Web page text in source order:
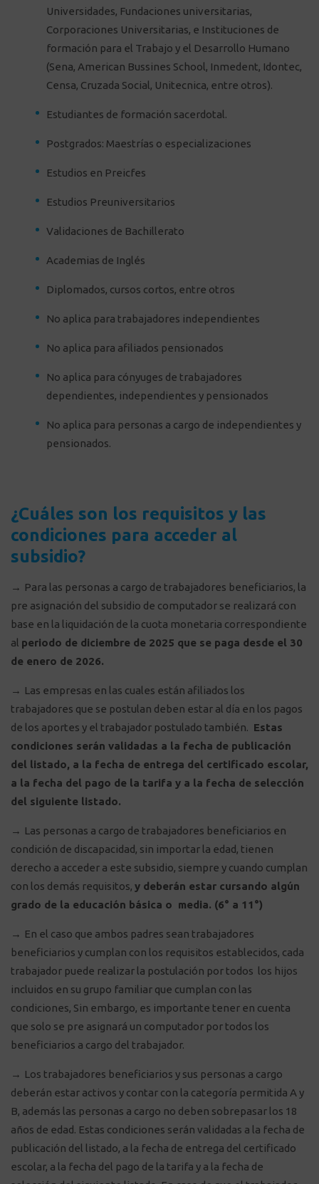
Universidades, Fundaciones universitarias,
Corporaciones Universitarias, e Instituciones de
formación para el Trabajo y el Desarrollo Humano
(Sena, American Bussines School, Inmedent, Idontec,
Censa, Cruzada Social, Unitecnica, entre otros).
Estudiantes de formación sacerdotal.
Postgrados: Maestrías o especializaciones
Estudios en Preicfes
Estudios Preuniversitarios
Validaciones de Bachillerato
Academias de Inglés
Diplomados, cursos cortos, entre otros
No aplica para trabajadores independientes
No aplica para afiliados pensionados
No aplica para cónyuges de trabajadores
dependientes, independientes y pensionados
No aplica para personas a cargo de independientes y
pensionados.
¿Cuáles son los requisitos y las
condiciones para acceder al
subsidio?
→ Para las personas a cargo de trabajadores beneficiarios, la
pre asignación del subsidio de computador se realizará con
base en la liquidación de la cuota monetaria correspondiente
al periodo de diciembre de 2025 que se paga desde el 30
de enero de 2026.
→ Las empresas en las cuales están afiliados los
trabajadores que se postulan deben estar al día en los pagos
de los aportes y el trabajador postulado también. Estas
condiciones serán validadas a la fecha de publicación
del listado, a la fecha de entrega del certificado escolar,
a la fecha del pago de la tarifa y a la fecha de selección
del siguiente listado.
→ Las personas a cargo de trabajadores beneficiarios en
condición de discapacidad, sin importar la edad, tienen
derecho a acceder a este subsidio, siempre y cuando cumplan
con los demás requisitos, y deberán estar cursando algún
grado de la educación básica o media. (6° a 11°)
→ En el caso que ambos padres sean trabajadores
beneficiarios y cumplan con los requisitos establecidos, cada
trabajador puede realizar la postulación por todos los hijos
incluidos en su grupo familiar que cumplan con las
condiciones, Sin embargo, es importante tener en cuenta
que solo se pre asignará un computador por todos los
beneficiarios a cargo del trabajador.
→ Los trabajadores beneficiarios y sus personas a cargo
deberán estar activos y contar con la categoría permitida A y
B, además las personas a cargo no deben sobrepasar los 18
años de edad. Estas condiciones serán validadas a la fecha de
publicación del listado, a la fecha de entrega del certificado
escolar, a la fecha del pago de la tarifa y a la fecha de